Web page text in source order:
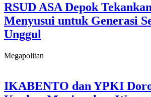
RSUD ASA Depok
Menyusui untuk Generasi
Unggul
Megapolitan
IKABENTO dan YPKI